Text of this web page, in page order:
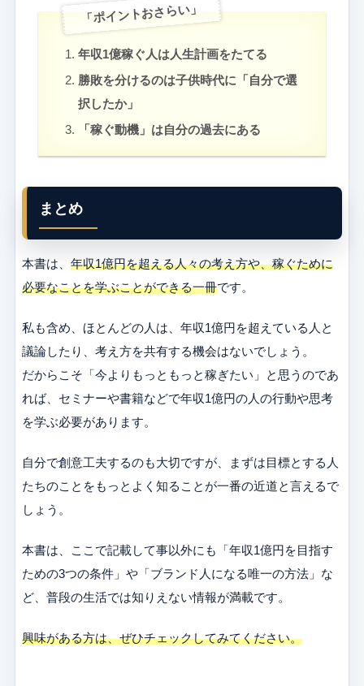
「ポイントおさらい」
年収1億稼ぐ人は人生計画をたてる
勝敗を分けるのは子供時代に「自分で選
択したか」
「稼ぐ動機」は自分の過去にある
まとめ
本書は、 年収1億円を超える人々の考え方や、稼ぐために
必要なことを学ぶことができる一冊です。
私も含め、ほとんどの人は、年収1億円を超えている人と
議論したり、考え方を共有する機会はないでしょう。
だからこそ「今よりもっともっと稼ぎたい」と思うのであ
れば、セミナーや書籍などで年収1億円の人の行動や思考
を学ぶ必要があります。
自分で創意工夫するのも大切ですが、まずは目標とする人
たちのことをもっとよく知ることが一番の近道と言えるで
しょう。
本書は、ここで記載して事以外にも「年収1億円を目指す
ための3つの条件」や「ブランド人になる唯一の方法」な
ど、普段の生活では知りえない情報が満載です。
興味がある方は、ぜひチェックしてみてください。